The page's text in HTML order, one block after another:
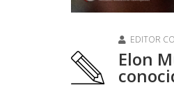
EDITOR
Elon